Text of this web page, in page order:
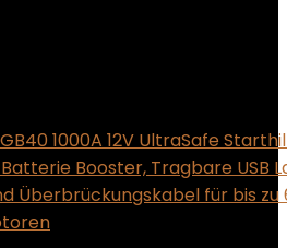
1000A 12V UltraSafe
Booster, Tragbare USB
Überbrückungskabel für bis zu